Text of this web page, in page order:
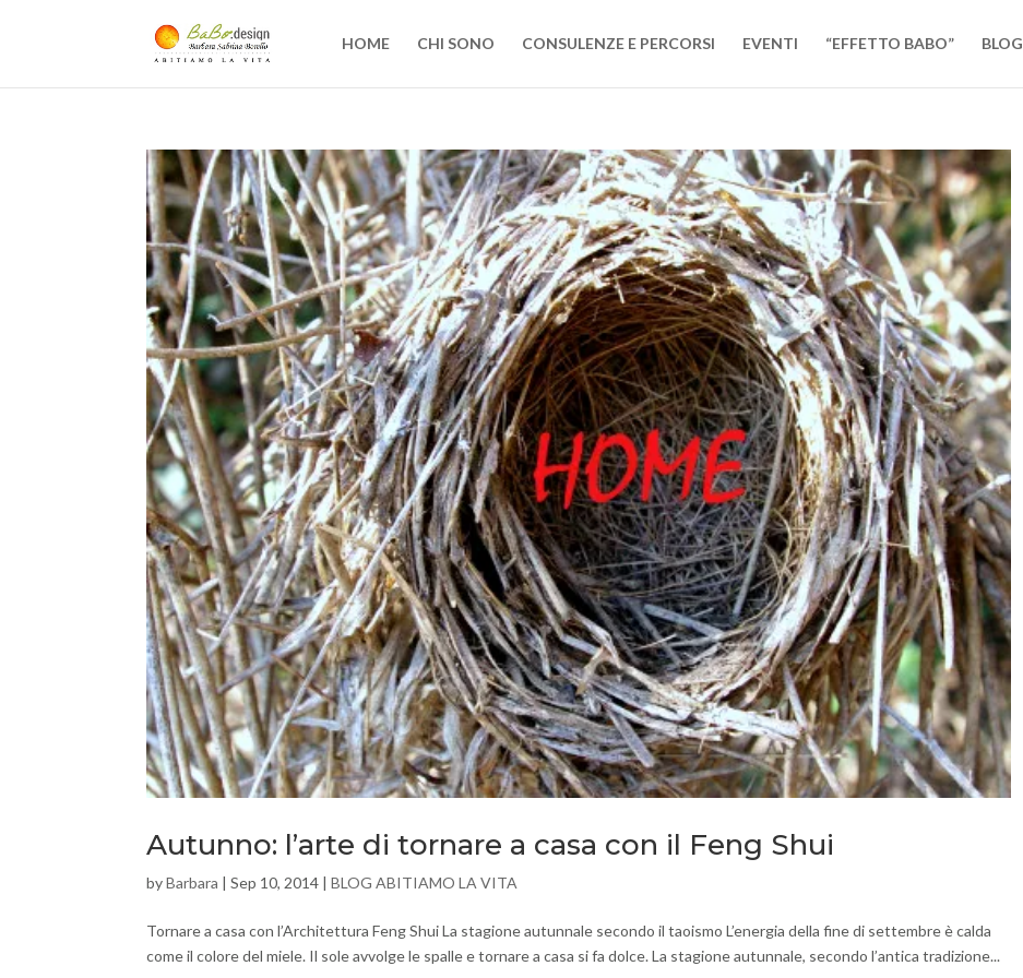
HOME CHI SONO CONSULENZE E PERCORSI EVENTI “EFFETTO BABO” BLOG
Autunno: l’arte di tornare a casa con il Feng Shui
byBarbara |Sep 10, 2014 |BLOG ABITIAMO LA VITA
Tornare a casa con l’Architettura Feng Shui La stagione autunnale secondo il taoismo L’energia della fine di settembre è calda
come il colore del miele. Il sole avvolge le spalle e tornare a casa si fa dolce. La stagione autunnale, secondo l’antica tradizione...